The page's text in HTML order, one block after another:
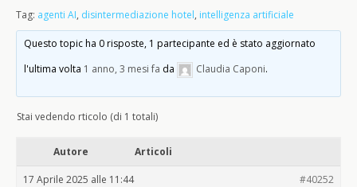
Tag: agenti AI, disintermediazione hotel, intelligenza artificiale
Questo topic ha 0 risposte, 1 partecipante ed è stato aggiornato
l'ultima volta 1 anno, 3 mesi fa da Claudia Caponi.
Stai vedendo rticolo (di 1 totali)
Autore Articoli
17 Aprile 2025 alle 11:44 #40252